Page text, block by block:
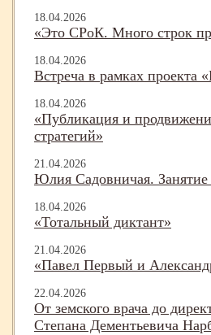
18.04.2026
«Это СРоК. Много строк
18.04.2026
Встреча в рамках проекта
18.04.2026
«Публикация и
стратегий»
21.04.2026
Юлия Садовничая. Занятие
18.04.2026
«Тотальный диктант»
21.04.2026
«Павел Первый и
22.04.2026
От земского врача до
Степана Дементьевича